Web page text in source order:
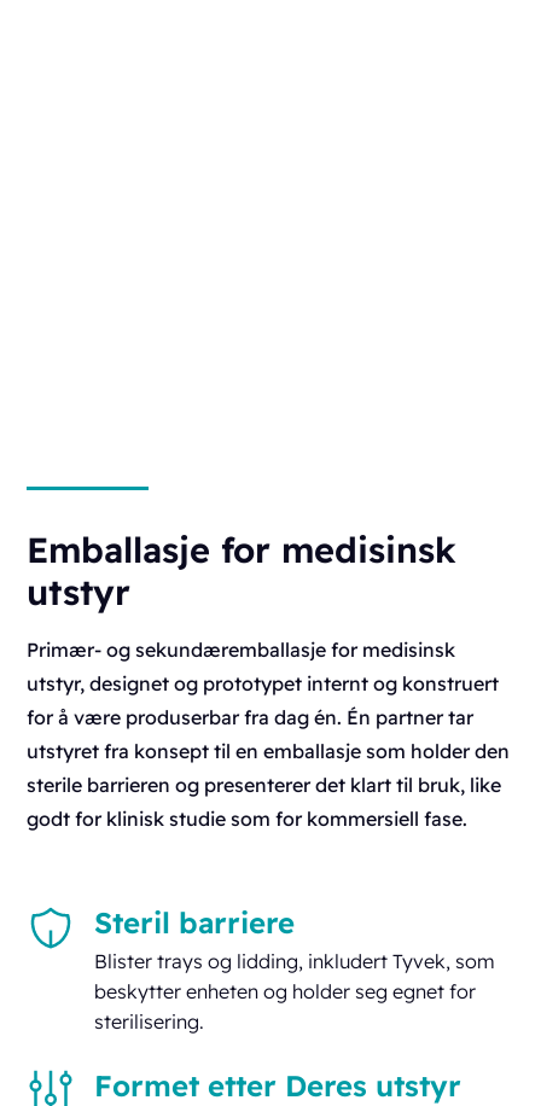
Emballasje for medisinsk
utstyr
Primær- og sekundæremballasje for medisinsk
utstyr, designet og prototypet internt og konstruert
for å være produserbar fra dag én. Én partner tar
utstyret fra konsept til en emballasje som holder den
sterile barrieren og presenterer det klart til bruk, like
godt for klinisk studie som for kommersiell fase.
Steril barriere
Blister trays og lidding, inkludert Tyvek, som
beskytter enheten og holder seg egnet for
sterilisering.
Formet etter Deres utstyr